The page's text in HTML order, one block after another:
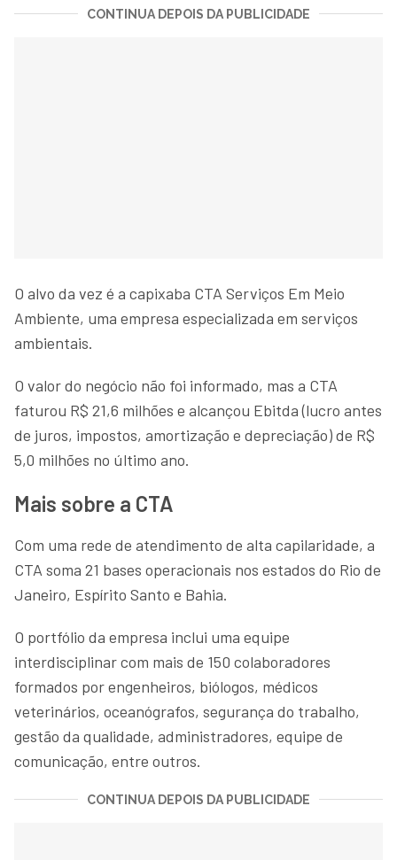
CONTINUA DEPOIS DA PUBLICIDADE
O alvo da vez é a capixaba CTA Serviços Em Meio
Ambiente, uma empresa especializada em serviços
ambientais.
O valor do negócio não foi informado, mas a CTA
faturou R$ 21,6 milhões e alcançou Ebitda (lucro antes
de juros, impostos, amortização e depreciação) de R$
5,0 milhões no último ano.
Mais sobre a CTA
Com uma rede de atendimento de alta capilaridade, a
CTA soma 21 bases operacionais nos estados do Rio de
Janeiro, Espírito Santo e Bahia.
O portfólio da empresa inclui uma equipe
interdisciplinar com mais de 150 colaboradores
formados por engenheiros, biólogos, médicos
veterinários, oceanógrafos, segurança do trabalho,
gestão da qualidade, administradores, equipe de
comunicação, entre outros.
CONTINUA DEPOIS DA PUBLICIDADE